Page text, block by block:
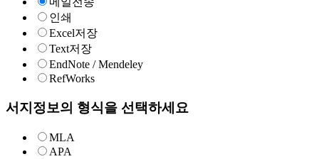
인쇄
Excel저장
Text저장
EndNote / Mendeley
RefWorks
서지정보의 형식을 선택하세요
MLA
APA